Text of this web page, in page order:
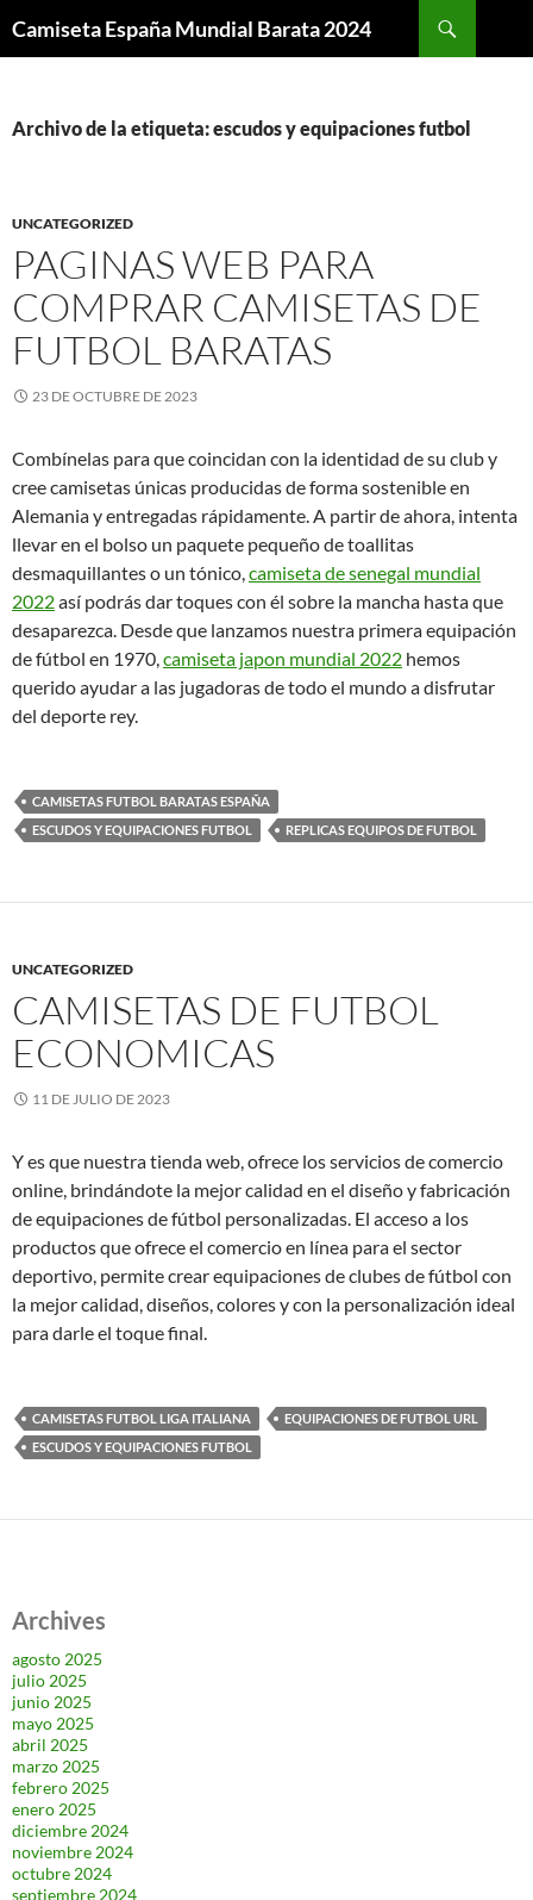
Camiseta España Mundial Barata 2024
Archivo de la etiqueta: escudos y equipaciones futbol
UNCATEGORIZED
PAGINAS WEB PARA
COMPRAR CAMISETAS DE
FUTBOL BARATAS
23 DE OCTUBRE DE 2023
Combínelas para que coincidan con la identidad de su club y
cree camisetas únicas producidas de forma sostenible en
Alemania y entregadas rápidamente. A partir de ahora, intenta
llevar en el bolso un paquete pequeño de toallitas
desmaquillantes o un tónico,camiseta de senegal mundial
2022así podrás dar toques con él sobre la mancha hasta que
desaparezca. Desde que lanzamos nuestra primera equipación
de fútbol en 1970,camiseta japon mundial 2022 hemos
querido ayudar a las jugadoras de todo el mundo a disfrutar
del deporte rey.
CAMISETAS FUTBOL BARATAS ESPAÑA
ESCUDOS Y EQUIPACIONES FUTBOL
REPLICAS EQUIPOS DE FUTBOL
UNCATEGORIZED
CAMISETAS DE FUTBOL
ECONOMICAS
11 DE JULIO DE 2023
Y es que nuestra tienda web, ofrece los servicios de comercio
online, brindándote la mejor calidad en el diseño y fabricación
de equipaciones de fútbol personalizadas. El acceso a los
productos que ofrece el comercio en línea para el sector
deportivo, permite crear equipaciones de clubes de fútbol con
la mejor calidad, diseños, colores y con la personalización ideal
para darle el toque final.
CAMISETAS FUTBOL LIGA ITALIANA
EQUIPACIONES DE FUTBOL URL
ESCUDOS Y EQUIPACIONES FUTBOL
Archives
agosto 2025
julio 2025
junio 2025
mayo 2025
abril 2025
marzo 2025
febrero 2025
enero 2025
diciembre 2024
noviembre 2024
octubre 2024
septiembre 2024